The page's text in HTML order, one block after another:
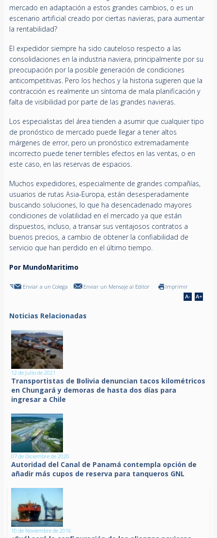
mercado en adaptación a estos grandes cambios, o es un
escenario artificial creado por ciertas navieras, para aumentar
la rentabilidad?
El expedidor siempre ha sido cauteloso respecto a las
consolidaciones en la industria naviera, principalmente por su
preocupación por la posible generación de condiciones
anticompetitivas. Pero los hechos y la historia sugieren que la
contracción es realmente un síntoma de mala planificación y
falta de visibilidad por parte de las grandes navieras.
Los especialistas del área tienden a asumir que cualquier tipo
de pronóstico de mercado puede llegar a tener altos
márgenes de error, pero un pronóstico extremadamente
incorrecto puede tener terribles efectos en las ventas, o en
este caso, en las reservas de espacios.
Muchos expedidores, especialmente de grandes compañías,
usuarios de rutas Asia-Europa, están desesperadamente
buscando soluciones, lo que ha desencadenado mayores
condiciones de volatilidad en el mercado ya que están
dispuestos, incluso, a transar sus ventajosos contratos a
buenos precios, a cambio de obtener la confiabilidad de
servicio que han perdido en el último tiempo.
Por MundoMaritimo
Enviar a un Colega Enviar un Mensaje al Editor Imprimir
Noticias Relacionadas
12 de Julio de 2021
Transportistas de Bolivia denuncian tacos kilométricos
en Chungará y demoras de hasta dos días para
ingresar a Chile
07 de Diciembre de 2020
Autoridad del Canal de Panamá contempla opción de
añadir más cupos de reserva para tanqueros GNL
10 de Noviembre de 2016